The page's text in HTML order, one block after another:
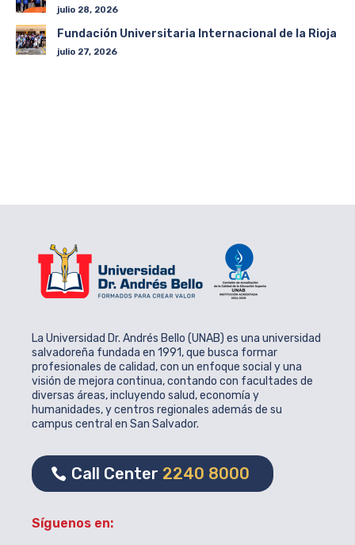
julio 28, 2026
Fundación Universitaria Internacional de la Rioja
julio 27, 2026
La Universidad Dr. Andrés Bello (UNAB) es una universidad
salvadoreña fundada en 1991, que busca formar
profesionales de calidad, con un enfoque social y una
visión de mejora continua, contando con facultades de
diversas áreas, incluyendo salud, economía y
humanidades, y centros regionales además de su
campus central en San Salvador.
Call Center 2240 8000
Síguenos en: